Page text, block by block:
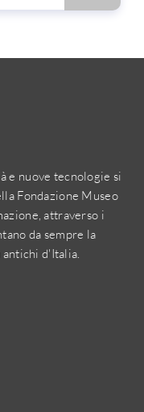
e nuove tecnologie si
Fondazione Museo
attraverso i
da sempre la
d'Italia.